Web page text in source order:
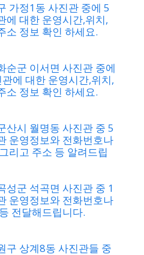
가정1동 사진관 중에 5
에 대한 운영시간,위치,
소 정보 확인 하세요.
순군 이서면 사진관 중에
에 대한 운영시간,위치,
소 정보 확인 하세요.
산시 월명동 사진관 중 5
운영정보와 전화번호나
리고 주소 등 알려드립
성군 석곡면 사진관 중 1
운영정보와 전화번호나
전달해드립니다.
구 상계8동 사진관들 중